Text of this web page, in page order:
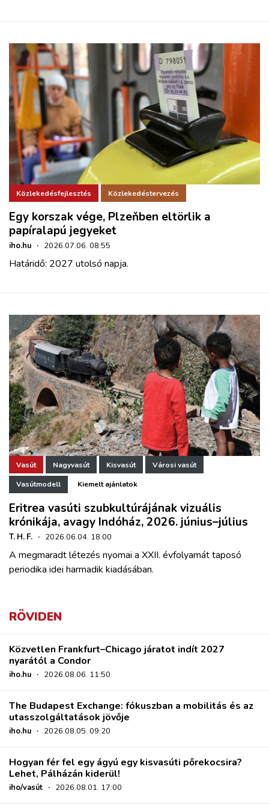
Közlekedésfejlesztés Közlekedéstervezés
Egy korszak vége, Plzeňben eltörlik a
papíralapú jegyeket
iho.hu · 2026.07.06. 08:55
Határidő: 2027 utolsó napja.
Vasút Nagyvasút Kisvasút Városi vasút
Vasútmodell Kiemelt ajánlatok
Eritrea vasúti szubkultúrájának vizuális
krónikája, avagy Indóház, 2026. június–július
T. H. F. · 2026.06.04. 18:00
A megmaradt létezés nyomai a XXII. évfolyamát taposó
periodika idei harmadik kiadásában.
RÖVIDEN
Közvetlen Frankfurt–Chicago járatot indít 2027
nyarától a Condor
iho.hu · 2026.08.06. 11:50
The Budapest Exchange: fókuszban a mobilitás és az
utasszolgáltatások jövője
iho.hu · 2026.08.05. 09:20
Hogyan fér fel egy ágyú egy kisvasúti pőrekocsira?
Lehet, Pálházán kiderül!
iho/vasút · 2026.08.01. 17:00